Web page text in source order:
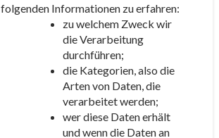
folgenden Informationen zu erfahren:
zu welchem Zweck wir
die Verarbeitung
durchführen;
die Kategorien, also die
Arten von Daten, die
verarbeitet werden;
wer diese Daten erhält
und wenn die Daten an